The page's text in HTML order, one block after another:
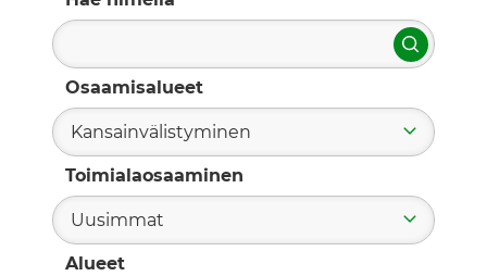
Hae
Osaamisalueet
Kansainvälistyminen
Toimialaosaaminen
Uusimmat
Alueet